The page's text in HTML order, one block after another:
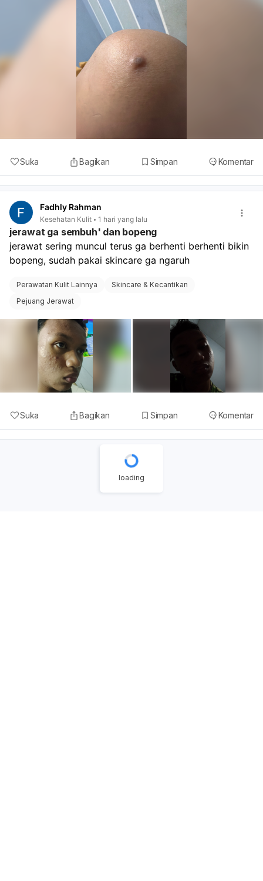
Suka Bagikan Simpan Komentar
Fadhly Rahman
Kesehatan Kulit 1 hari yang lalu
jerawat ga sembuh' dan bopeng
jerawat sering muncul terus ga berhenti berhenti bikin
bopeng, sudah pakai skincare ga ngaruh
Perawatan Kulit Lainnya
Skincare & Kecantikan
Pejuang Jerawat
Suka Bagikan Simpan Komentar
loading